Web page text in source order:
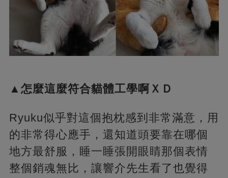
▲怎麼這麼符合貓體工學啊ＸＤ
Ryuku似乎對這個抱枕感到非常滿意，用
的非常得心應手，還知道頭要靠在哪個
地方最舒服，睡一睡張開眼睛那個表情
整個銷魂無比，讓響介先生看了也覺得